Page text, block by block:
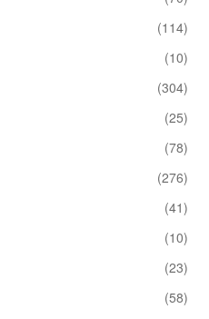
(114)
(10)
(304)
(25)
(78)
(276)
(41)
(10)
(23)
(58)